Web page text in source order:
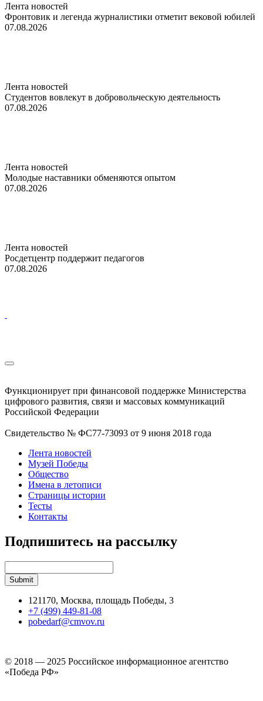
Лента новостей
Фронтовик и легенда журналистики отметит вековой юбилей
07.08.2026
Лента новостей
Студентов вовлекут в добровольческую деятельность
07.08.2026
Лента новостей
Молодые наставники обменяются опытом
07.08.2026
Лента новостей
Росдетцентр поддержит педагогов
07.08.2026
Функционирует при финансовой поддержке Министерства
цифрового развития, связи и массовых коммуникаций
Российской Федерации
Свидетельство № ФС77-73093 от 9 июня 2018 года
Лента новостей
Музей Победы
Общество
Имена в летописи
Страницы истории
Тесты
Контакты
Подпишитесь на рассылку
121170, Москва, площадь Победы, 3
+7 (499) 449-81-08
pobedarf@cmvov.ru
© 2018 — 2025 Российское информационное агентство
«Победа РФ»